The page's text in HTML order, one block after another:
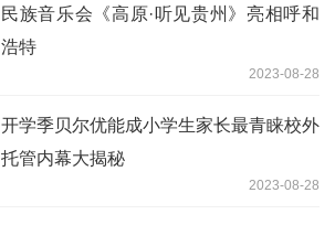
民族音乐会《高原·听见贵州》亮相呼和
浩特
2023-08-28
开学季贝尔优能成小学生家长最青睐校外
托管内幕大揭秘
2023-08-28